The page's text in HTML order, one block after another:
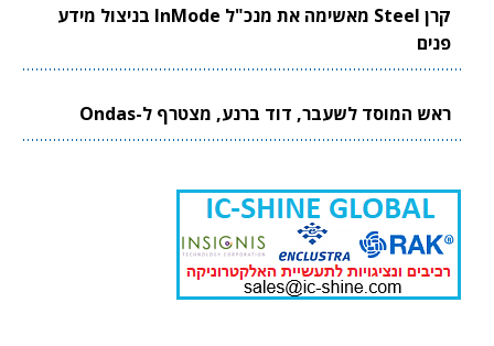
קרן Steel מאשימה את מנכ"ל InMode בניצול מידע
פנים
ראש המוסד לשעבר, דוד ברנע, מצטרף ל-Ondas